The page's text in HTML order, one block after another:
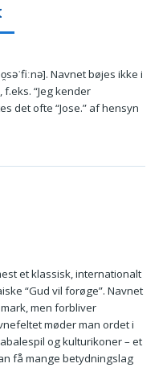
Navnet bøjes ikke i
“Jeg kender
det ofte “Jose.” af hensyn
et klassisk, internationalt
“Gud vil forøge”. Navnet
men forbliver
møder man ordet i
og kulturikoner – et
få mange betydningslag